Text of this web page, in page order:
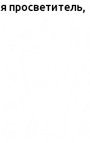
просветитель,